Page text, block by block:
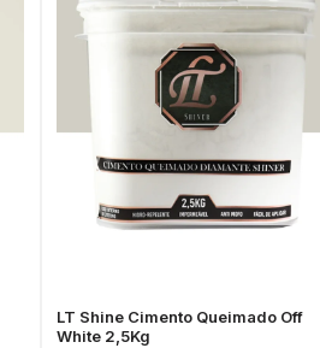
LT Shine Cimento Queimado Off
White 2,5Kg